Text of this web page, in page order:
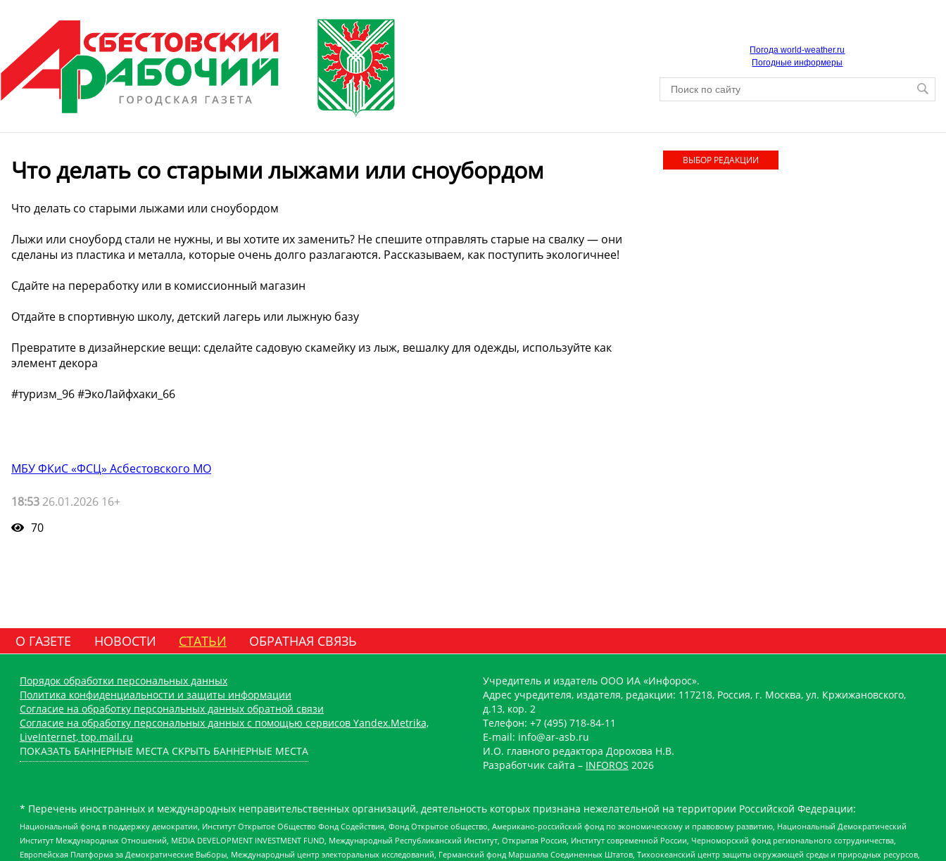
Погода world-weather.ru
Погодные информеры
Что делать со старыми лыжами или сноубордом
Что делать со старыми лыжами или сноубордом
Лыжи или сноуборд стали не нужны, и вы хотите их заменить? Не спешите отправлять старые на свалку — они
сделаны из пластика и металла, которые очень долго разлагаются. Рассказываем, как поступить экологичнее!
Сдайте на переработку или в комиссионный магазин
Отдайте в спортивную школу, детский лагерь или лыжную базу
Превратите в дизайнерские вещи: сделайте садовую скамейку из лыж, вешалку для одежды, используйте как
элемент декора
#туризм_96 #ЭкоЛайфхаки_66
МБУ ФКиС «ФСЦ» Асбестовского МО
18:53 26.01.2026 16+
70
ВЫБОР РЕДАКЦИИ
О ГАЗЕТЕ НОВОСТИ СТАТЬИ ОБРАТНАЯ СВЯЗЬ
Порядок обработки персональных данных
Политика конфиденциальности и защиты информации
Согласие на обработку персональных данных обратной связи
Согласие на обработку персональных данных с помощью сервисов Yandex.Metrika,
LiveInternet, top.mail.ru
ПОКАЗАТЬ БАННЕРНЫЕ МЕСТА СКРЫТЬ БАННЕРНЫЕ МЕСТА
Учредитель и издатель ООО ИА «Инфорос».
Адрес учредителя, издателя, редакции: 117218, Россия, г. Москва, ул. Кржижановского,
д.13, кор. 2
Телефон: +7 (495) 718-84-11
E-mail: info@ar-asb.ru
И.О. главного редактора Дорохова Н.В.
Разработчик сайта – INFOROS 2026
* Перечень иностранных и международных неправительственных организаций, деятельность которых признана нежелательной на территории Российской Федерации:
Национальный фонд в поддержку демократии, Институт Открытое Общество Фонд Содействия, Фонд Открытое общество, Американо-российский фонд по экономическому и правовому развитию, Национальный Демократический
Институт Международных Отношений, MEDIA DEVELOPMENT INVESTMENT FUND, Международный Республиканский Институт, Открытая Россия, Институт современной России, Черноморский фонд регионального сотрудничества,
Европейская Платформа за Демократические Выборы, Международный центр электоральных исследований, Германский фонд Маршалла Соединенных Штатов, Тихоокеанский центр защиты окружающей среды и природных ресурсов,